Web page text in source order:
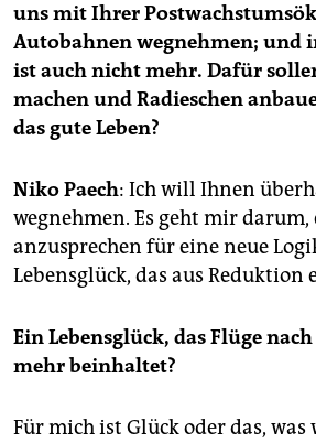
uns mit Ihrer
Autobahnen wegnehmen; und
ist auch nicht mehr. Dafür
machen und Radieschen
das gute Leben?
Niko Paech: Ich will Ihnen
wegnehmen. Es geht mir
anzusprechen für eine neue
Lebensglück, das aus Reduktion
Ein Lebensglück, das Flüge
mehr beinhaltet?
Für mich ist Glück oder das,